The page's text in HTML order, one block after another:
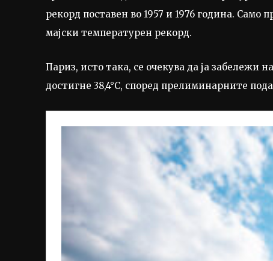
рекорд поставен во 1957 и 1976 година. Само
мајски температурен рекорд.
Париз, исто така, се очекува да ја забележи
достигне 38,4°C, според прелиминарните